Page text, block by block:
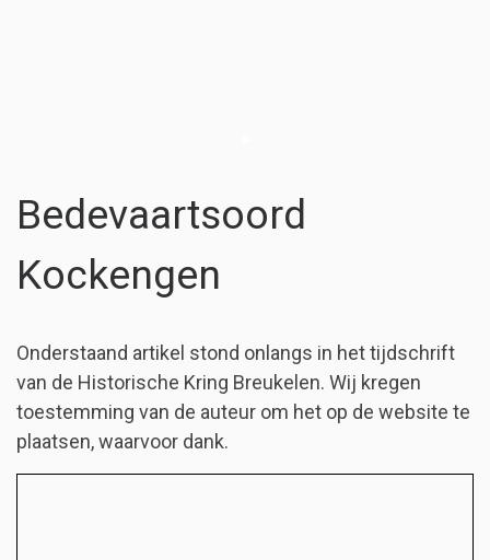
Bedevaartsoord
Kockengen
Onderstaand artikel stond onlangs in het tijdschrift
van de Historische Kring Breukelen. Wij kregen
toestemming van de auteur om het op de website te
plaatsen, waarvoor dank.